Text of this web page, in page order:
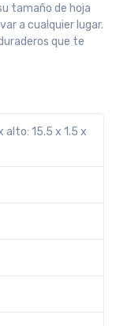
tamaño de hoja
a cualquier lugar.
que te
alto: 15.5 x 1.5 x